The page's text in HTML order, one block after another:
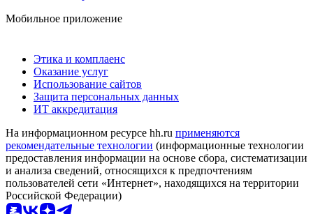
Мобильное приложение
Этика и комплаенс
Оказание услуг
Использование сайтов
Защита персональных данных
ИТ аккредитация
На информационном ресурсе hh.ru применяются
рекомендательные технологии (информационные технологии
предоставления информации на основе сбора, систематизации
и анализа сведений, относящихся к предпочтениям
пользователей сети «Интернет», находящихся на территории
Российской Федерации)